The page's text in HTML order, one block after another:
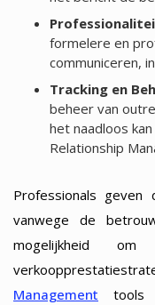
formelere en
communiceren,
Tracking en
beheer van
het naadloos
Relationship
Professionals geven
vanwege de
mogelijkheid
Management tools